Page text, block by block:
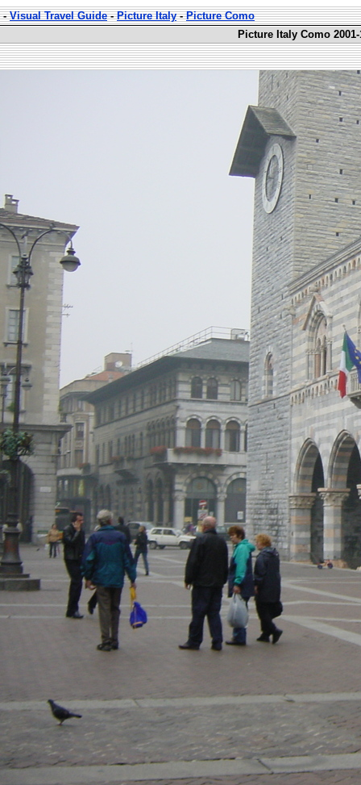
-Visual Travel Guide-Picture Italy-Picture Como
Picture Italy Como 2001-